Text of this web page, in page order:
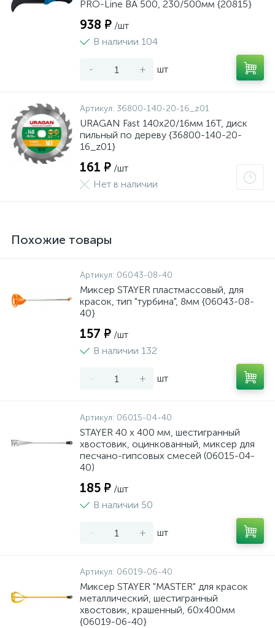
PRO-Line BA 500, 230/500мм {20815}
938 ₽ /шт
В наличии 104
- + шт
Артикул: 36800-140-20-16_z01
URAGAN Fast 140x20/16мм 16Т, диск
пильный по дереву {36800-140-20-
16_z01}
161 ₽ /шт
Нет в наличии
Похожие товары
Артикул: 06043-08-40
Миксер STAYER пластмассовый, для
красок, тип "турбина", 8мм {06043-08-
40}
157 ₽ /шт
В наличии 132
- + шт
Артикул: 06015-04-40
STAYER 40 х 400 мм, шестигранный
хвостовик, оцинкованный, миксер для
песчано-гипсовых смесей (06015-04-
40)
185 ₽ /шт
В наличии 50
- + шт
Артикул: 06019-06-40
Миксер STAYER "MASTER" для красок
металлический, шестигранный
хвостовик, крашенный, 60х400мм
{06019-06-40}